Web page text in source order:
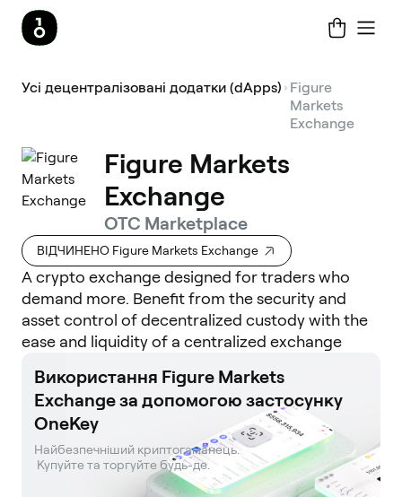
Усі децентралізовані додатки (dApps) Figure
Markets
Exchange
Figure Markets
Exchange
OTC Marketplace
ВІДЧИНЕНО Figure Markets Exchange
A crypto exchange designed for traders who
demand more. Benefit from the security and
asset control of decentralized custody with the
ease and liquidity of a centralized exchange
Використання Figure Markets
Exchange за допомогою застосунку
OneKey
Найбезпечніший криптогаманець.
Купуйте та торгуйте будь-де.